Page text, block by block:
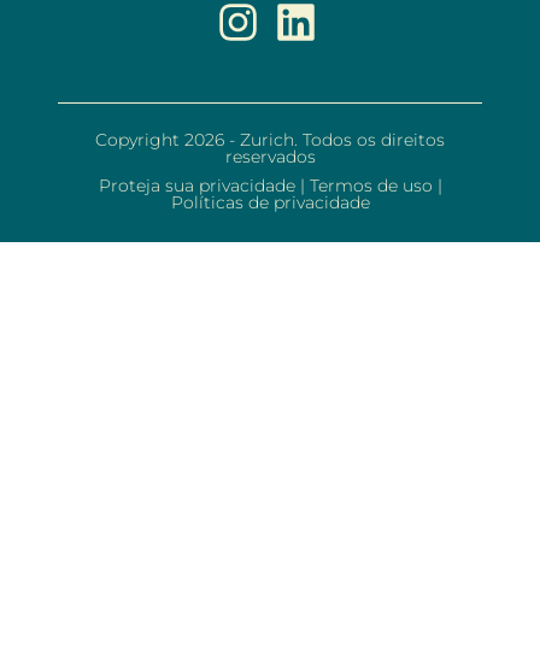
Copyright 2026 - Zurich. Todos os direitos
reservados
Proteja sua privacidade | Termos de uso |
Políticas de privacidade